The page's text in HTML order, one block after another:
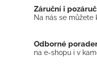
Záruční i
Na nás se můžete
Odborné
na e-shopu i v